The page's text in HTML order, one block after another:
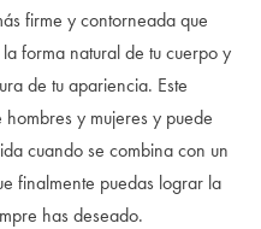
firme y contorneada que
forma natural de tu cuerpo y
de tu apariencia. Este
y mujeres y puede
cuando se combina con un
finalmente puedas lograr la
has deseado.